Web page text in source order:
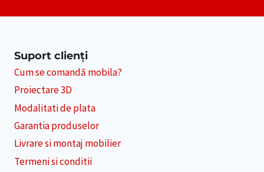
Suport clienți
Cum se comandă mobila?
Proiectare 3D
Modalitati de plata
Garantia produselor
Livrare si montaj mobilier
Termeni si conditii